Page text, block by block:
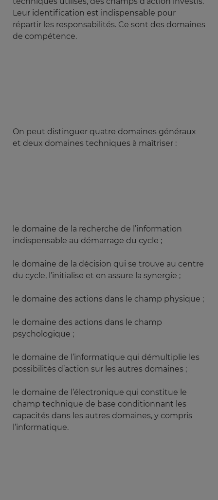
Leur identification est indispensable pour
répartir les responsabilités. Ce sont des domaines
de compétence.
On peut distinguer quatre domaines généraux
et deux domaines techniques à maîtriser :
le domaine de la recherche de l’information
indispensable au démarrage du cycle ;
le domaine de la décision qui se trouve au centre
du cycle, l’initialise et en assure la synergie ;
le domaine des actions dans le champ physique ;
le domaine des actions dans le champ
psychologique ;
le domaine de l’informatique qui démultiplie les
possibilités d’action sur les autres domaines ;
le domaine de l’électronique qui constitue le
champ technique de base conditionnant les
capacités dans les autres domaines, y compris
l’informatique.